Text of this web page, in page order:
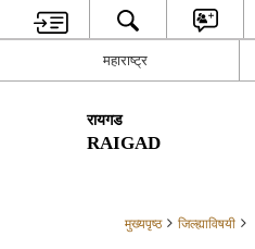
महाराष्ट्र
रायगड
RAIGAD
मुख्यपृष्ठ जिल्ह्याविषयी